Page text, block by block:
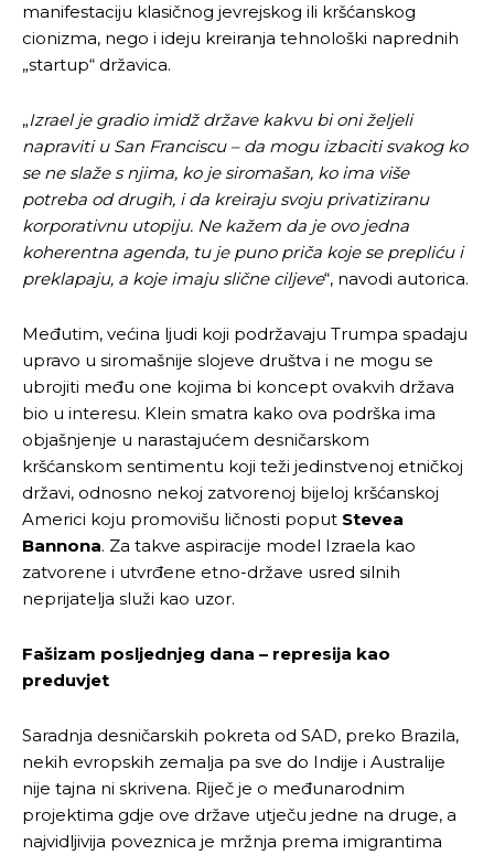
manifestaciju klasičnog jevrejskog ili kršćanskog
cionizma, nego i ideju kreiranja tehnološki naprednih
„startup“ državica.
„Izrael je gradio imidž države kakvu bi oni željeli
napraviti u San Franciscu – da mogu izbaciti svakog ko
se ne slaže s njima, ko je siromašan, ko ima više
potreba od drugih, i da kreiraju svoju privatiziranu
korporativnu utopiju. Ne kažem da je ovo jedna
koherentna agenda, tu je puno priča koje se prepliću i
preklapaju, a koje imaju slične ciljeve“, navodi autorica.
Međutim, većina ljudi koji podržavaju Trumpa spadaju
upravo u siromašnije slojeve društva i ne mogu se
ubrojiti među one kojima bi koncept ovakvih država
bio u interesu. Klein smatra kako ova podrška ima
objašnjenje u narastajućem desničarskom
kršćanskom sentimentu koji teži jedinstvenoj etničkoj
državi, odnosno nekoj zatvorenoj bijeloj kršćanskoj
Americi koju promovišu ličnosti poput Stevea
Bannona. Za takve aspiracije model Izraela kao
zatvorene i utvrđene etno-države usred silnih
neprijatelja služi kao uzor.
Fašizam posljednjeg dana – represija kao
preduvjet
Saradnja desničarskih pokreta od SAD, preko Brazila,
nekih evropskih zemalja pa sve do Indije i Australije
nije tajna ni skrivena. Riječ je o međunarodnim
projektima gdje ove države utječu jedne na druge, a
najvidljivija poveznica je mržnja prema imigrantima